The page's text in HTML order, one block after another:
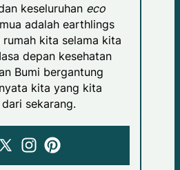
keseluruhan eco
adalah earthlings
kita selama kita
depan kesehatan
Bumi bergantung
kita yang kita
sekarang.